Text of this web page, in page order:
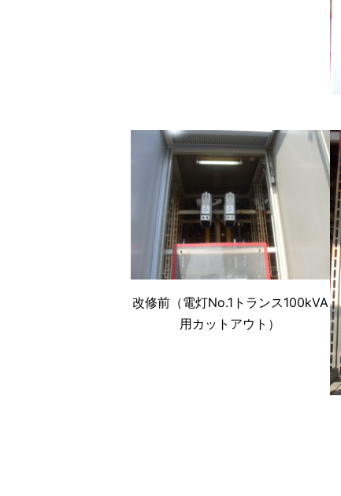
改修前（電灯No.1トランス100kVA
用カットアウト）